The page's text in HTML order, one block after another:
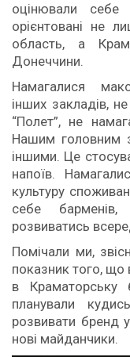
оцінювали
орієнтовані не
область, а
Донеччини.
Намагалися
інших закладів,
“Полет”, не
Нашим головним
іншими. Це
напоїв.
культуру
себе барменів,
розвиватись
Помічали ми,
показник того,
в Краматорську
планували
розвивати бренд
нові майданчики.